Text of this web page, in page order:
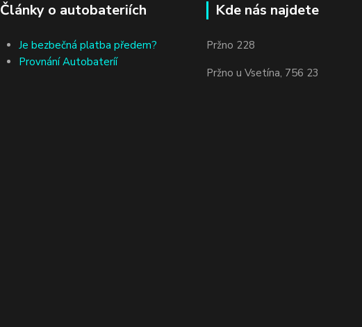
Články o autobateriích
Je bezbečná platba předem?
Provnání Autobateríí
Kde nás najdete
Pržno 228
Pržno u Vsetína, 756 23